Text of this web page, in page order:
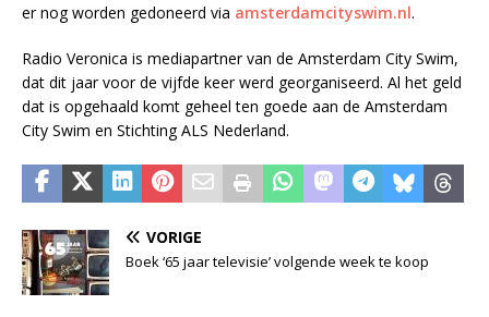
er nog worden gedoneerd via amsterdamcityswim.nl.
Radio Veronica is mediapartner van de Amsterdam City Swim,
dat dit jaar voor de vijfde keer werd georganiseerd. Al het geld
dat is opgehaald komt geheel ten goede aan de Amsterdam
City Swim en Stichting ALS Nederland.
VORIGE
Boek ‘65 jaar televisie’ volgende week te koop